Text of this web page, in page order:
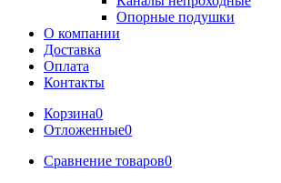
Опорные подушки
О компании
Доставка
Оплата
Контакты
Корзина0
Отложенные0
Сравнение товаров0